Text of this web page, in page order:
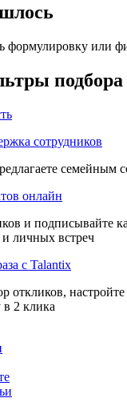
формулировку или
подбора
сотрудников
семейным
онлайн
и подписывайте
личных встреч
с Talantix
откликов,
в 2 клика